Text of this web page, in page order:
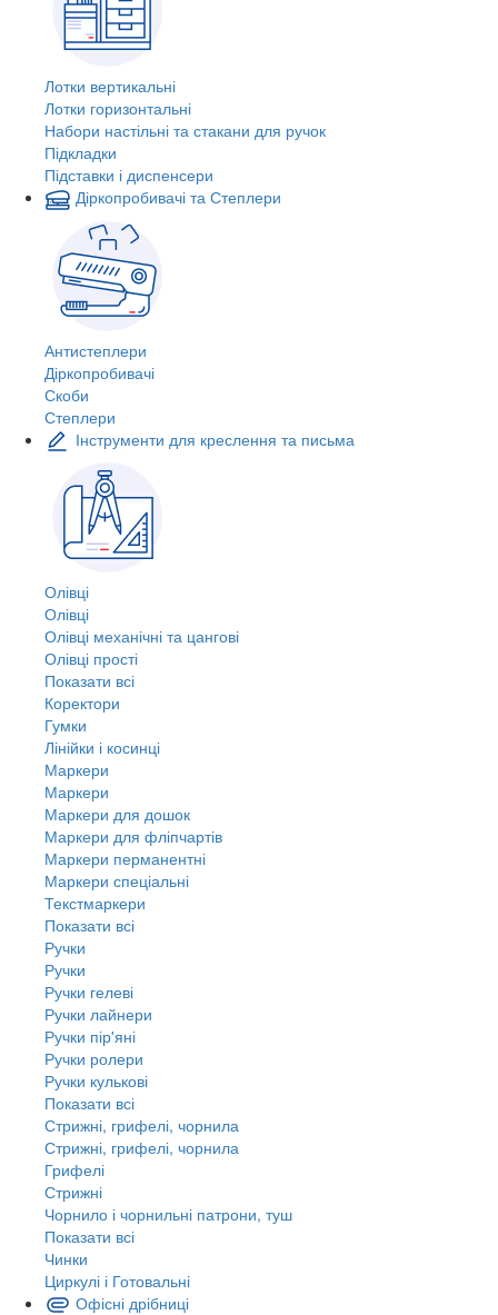
Лотки вертикальні
Лотки горизонтальні
Набори настільні та стакани для ручок
Підкладки
Підставки і диспенсери
Діркопробивачі та Степлери
Антистеплери
Діркопробивачі
Скоби
Степлери
Інструменти для креслення та письма
Олівці
Олівці
Олівці механічні та цангові
Олівці прості
Показати всі
Коректори
Гумки
Лінійки і косинці
Маркери
Маркери
Маркери для дошок
Маркери для фліпчартів
Маркери перманентні
Маркери спеціальні
Текстмаркери
Показати всі
Ручки
Ручки
Ручки гелеві
Ручки лайнери
Ручки пір'яні
Ручки ролери
Ручки кулькові
Показати всі
Стрижні, грифелі, чорнила
Стрижні, грифелі, чорнила
Грифелі
Стрижні
Чорнило і чорнильні патрони, туш
Показати всі
Чинки
Циркулі і Готовальні
Офісні дрібниці